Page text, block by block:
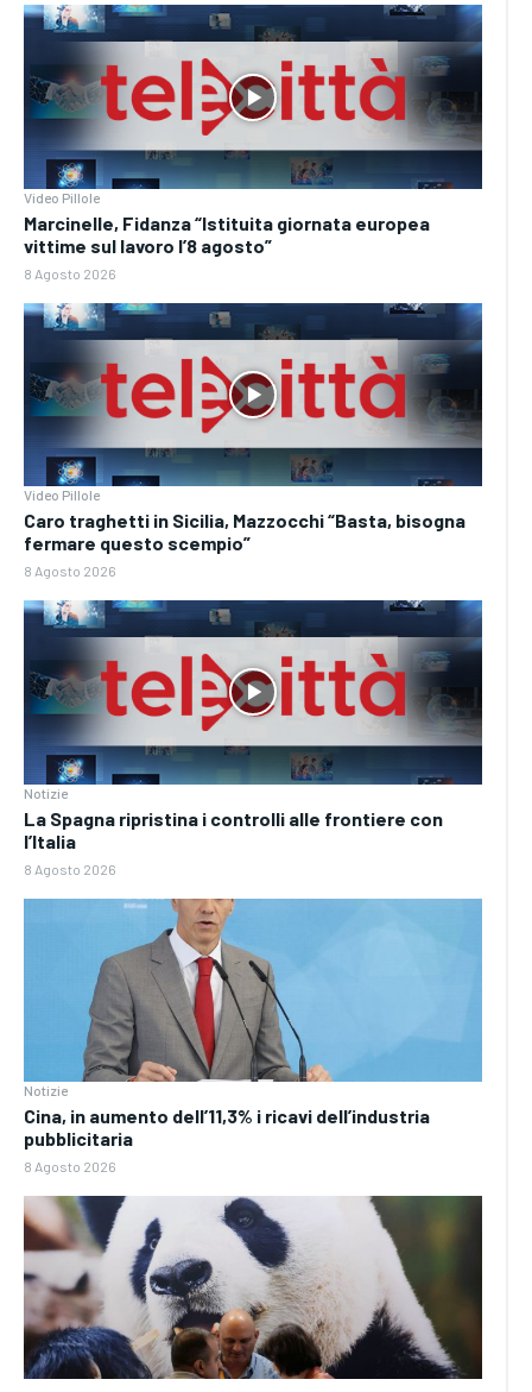
Video Pillole
Marcinelle, Fidanza “Istituita giornata europea
vittime sul lavoro l’8 agosto”
8 Agosto 2026
Video Pillole
Caro traghetti in Sicilia, Mazzocchi “Basta, bisogna
fermare questo scempio”
8 Agosto 2026
Notizie
La Spagna ripristina i controlli alle frontiere con
l’Italia
8 Agosto 2026
Notizie
Cina, in aumento dell’11,3% i ricavi dell’industria
pubblicitaria
8 Agosto 2026